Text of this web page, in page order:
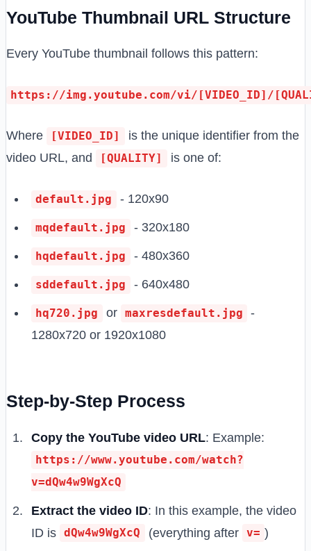
YouTube Thumbnail URL Structure
Every YouTube thumbnail follows this pattern:
https://img.youtube.com/vi/[VIDEO_ID]/
Where [VIDEO_ID]
is the unique identifier from the
video URL, and
[QUALITY] is one of:
default.jpg - 120x90
mqdefault.jpg - 320x180
hqdefault.jpg - 480x360
sddefault.jpg - 640x480
hq720.jpg or maxresdefault.jpg
-
1280x720 or 1920x1080
Step-by-Step Process
Copy the YouTube video URL: Example:
https://www.youtube.com/watch?
v=dQw4w9WgXcQ
Extract the video ID: In this example, the video
ID is dQw4w9WgXcQ (everything after v= )